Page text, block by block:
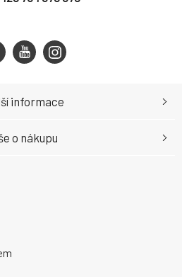
informace
o nákupu